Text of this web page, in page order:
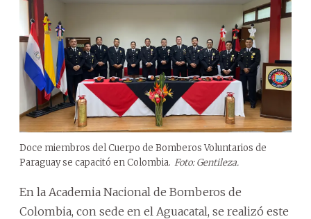
Doce miembros del Cuerpo de Bomberos Voluntarios de
Paraguay se capacitó en Colombia. Foto: Gentileza.
En la Academia Nacional de Bomberos de
Colombia, con sede en el Aguacatal, se realizó este